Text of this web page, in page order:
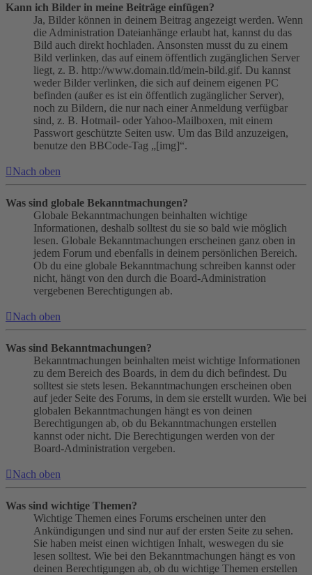
Kann ich Bilder in meine Beiträge einfügen?
Ja, Bilder können in deinem Beitrag angezeigt werden. Wenn
die Administration Dateianhänge erlaubt hat, kannst du das
Bild auch direkt hochladen. Ansonsten musst du zu einem
Bild verlinken, das auf einem öffentlich zugänglichen Server
liegt, z. B. http://www.domain.tld/mein-bild.gif. Du kannst
weder Bilder verlinken, die sich auf deinem eigenen PC
befinden (außer es ist ein öffentlich zugänglicher Server),
noch zu Bildern, die nur nach einer Anmeldung verfügbar
sind, z. B. Hotmail- oder Yahoo-Mailboxen, mit einem
Passwort geschützte Seiten usw. Um das Bild anzuzeigen,
benutze den BBCode-Tag „[img]“.
Nach oben
Was sind globale Bekanntmachungen?
Globale Bekanntmachungen beinhalten wichtige
Informationen, deshalb solltest du sie so bald wie möglich
lesen. Globale Bekanntmachungen erscheinen ganz oben in
jedem Forum und ebenfalls in deinem persönlichen Bereich.
Ob du eine globale Bekanntmachung schreiben kannst oder
nicht, hängt von den durch die Board-Administration
vergebenen Berechtigungen ab.
Nach oben
Was sind Bekanntmachungen?
Bekanntmachungen beinhalten meist wichtige Informationen
zu dem Bereich des Boards, in dem du dich befindest. Du
solltest sie stets lesen. Bekanntmachungen erscheinen oben
auf jeder Seite des Forums, in dem sie erstellt wurden. Wie bei
globalen Bekanntmachungen hängt es von deinen
Berechtigungen ab, ob du Bekanntmachungen erstellen
kannst oder nicht. Die Berechtigungen werden von der
Board-Administration vergeben.
Nach oben
Was sind wichtige Themen?
Wichtige Themen eines Forums erscheinen unter den
Ankündigungen und sind nur auf der ersten Seite zu sehen.
Sie haben meist einen wichtigen Inhalt, weswegen du sie
lesen solltest. Wie bei den Bekanntmachungen hängt es von
deinen Berechtigungen ab, ob du wichtige Themen erstellen